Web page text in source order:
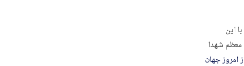
این
معظم شهدا
امروز جهان